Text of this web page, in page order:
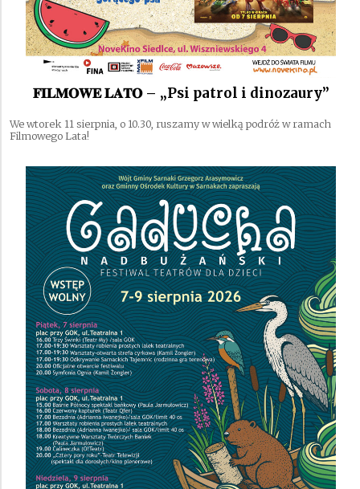
𝐅𝐈𝐋𝐌𝐎𝐖𝐄 𝐋𝐀𝐓𝐎 – „Psi patrol i dinozaury”
We wtorek 11 sierpnia, o 10.30, ruszamy w wielką podróż w ramach
Filmowego Lata!